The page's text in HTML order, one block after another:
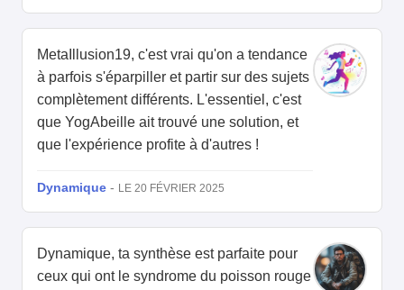
MetaIllusion19, c'est vrai qu'on a tendance
à parfois s'éparpiller et partir sur des sujets
complètement différents. L'essentiel, c'est
que YogAbeille ait trouvé une solution, et
que l'expérience profite à d'autres !
Dynamique - LE 20 FÉVRIER 2025
Dynamique, ta synthèse est parfaite pour
ceux qui ont le syndrome du poisson rouge